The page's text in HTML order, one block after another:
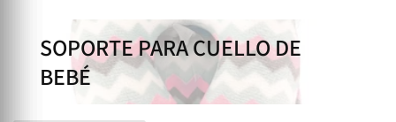
Colección:
SOPORTE PARA CUELLO DE
BEBÉ